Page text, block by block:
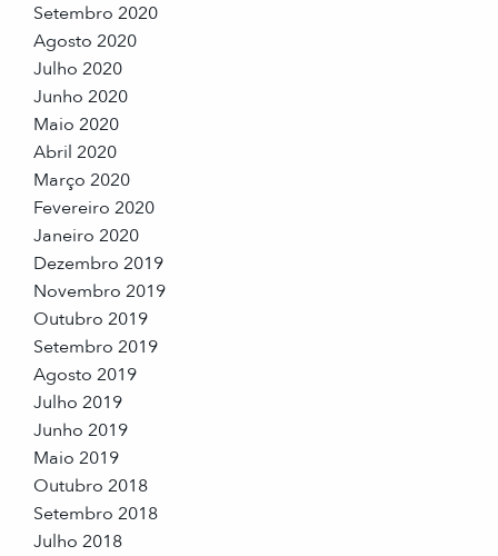
Setembro 2020
Agosto 2020
Julho 2020
Junho 2020
Maio 2020
Abril 2020
Março 2020
Fevereiro 2020
Janeiro 2020
Dezembro 2019
Novembro 2019
Outubro 2019
Setembro 2019
Agosto 2019
Julho 2019
Junho 2019
Maio 2019
Outubro 2018
Setembro 2018
Julho 2018